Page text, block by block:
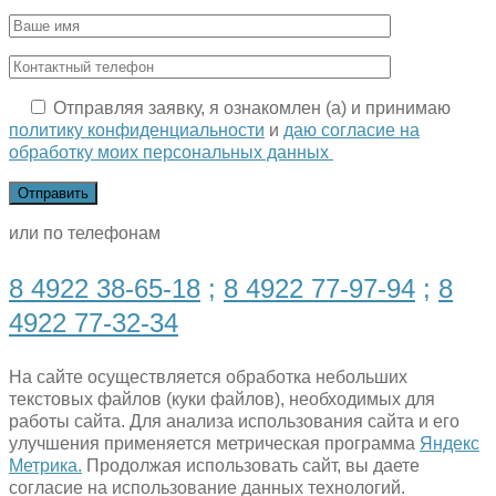
Отправляя заявку, я ознакомлен (а) и принимаю
политику конфиденциальности и даю согласие на
обработку моих персональных данных
или по телефонам
8 4922 38-65-18 ; 8 4922 77-97-94 ; 8
4922 77-32-34
На сайте осуществляется обработка небольших
текстовых файлов (куки файлов), необходимых для
работы сайта. Для анализа использования сайта и его
улучшения применяется метрическая программа Яндекс
Метрика. Продолжая использовать сайт, вы даете
согласие на использование данных технологий.